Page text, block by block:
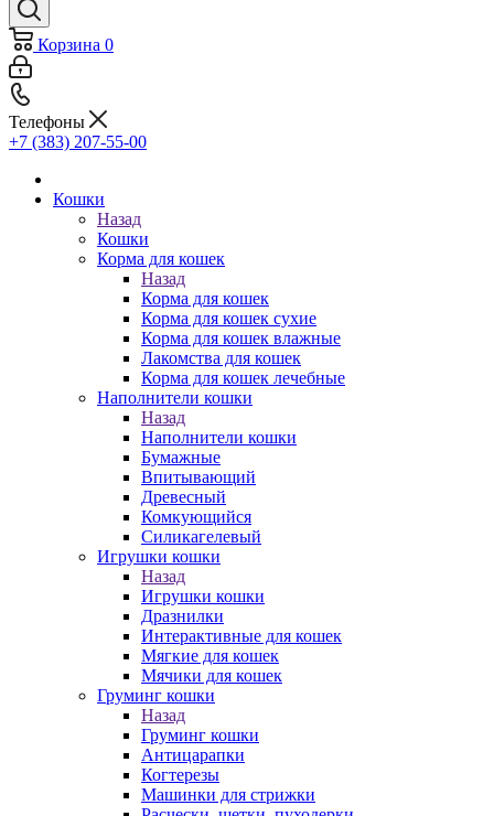
Корзина 0
Телефоны
+7 (383) 207-55-00
Кошки
Назад
Кошки
Корма для кошек
Назад
Корма для кошек
Корма для кошек сухие
Корма для кошек влажные
Лакомства для кошек
Корма для кошек лечебные
Наполнители кошки
Назад
Наполнители кошки
Бумажные
Впитывающий
Древесный
Комкующийся
Силикагелевый
Игрушки кошки
Назад
Игрушки кошки
Дразнилки
Интерактивные для кошек
Мягкие для кошек
Мячики для кошек
Груминг кошки
Назад
Груминг кошки
Антицарапки
Когтерезы
Машинки для стрижки